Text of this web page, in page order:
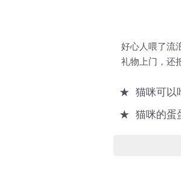
好心人喂了流
礼物上门，还
★ 猫咪可以
★ 猫咪的蛋